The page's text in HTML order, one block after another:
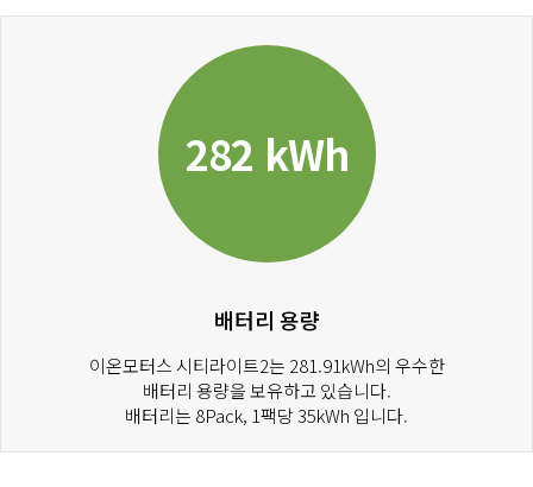
282 kWh
배터리 용량
이온모터스 시티라이트2는 281.91kWh의 우수한
배터리 용량을 보유하고 있습니다.
배터리는 8Pack, 1팩당 35kWh 입니다.